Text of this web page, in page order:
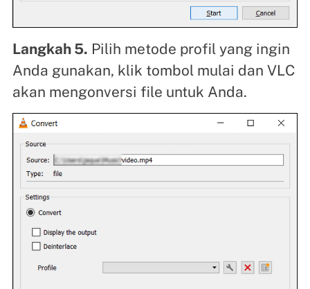
Langkah 5. Pilih metode profil yang ingin
Anda gunakan, klik tombol mulai dan VLC
akan mengonversi file untuk Anda.